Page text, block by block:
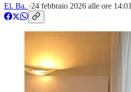
El. Ba. ·24 febbraio 2026 alle ore 14:01